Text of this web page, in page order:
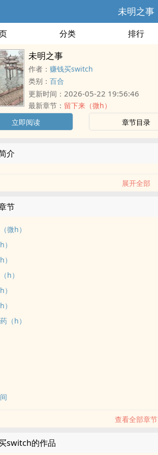
未明之事
分类 排行
未明之事
作者： 赚钱买switch
类别： 百合
更新时间： 2026-05-22 19:56:46
最新章节： 留下来（微h）
立即阅读
章节目录
介
展开全部
节
微h）
h）
（h）
查看全部章节
switch的作品